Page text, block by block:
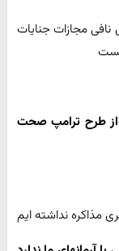
نافی مجازات جنایات
از طرح ترامپ صحت
مذاکره نداشته ایم